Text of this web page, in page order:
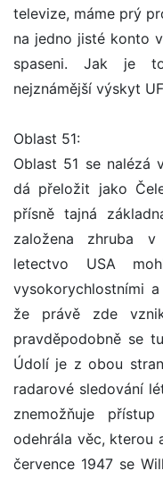
televize, máme prý
na jedno jisté konto
spaseni. Jak je
nejznámější výskyt
Oblast 51:
Oblast 51 se nalézá
dá přeložit jako
přísně tajná
založena zhruba
letectvo USA
vysokorychlostními
že právě zde
pravděpodobně se
Údolí je z obou
radarové sledování
znemožňuje
odehrála věc, kterou
července 1947 se